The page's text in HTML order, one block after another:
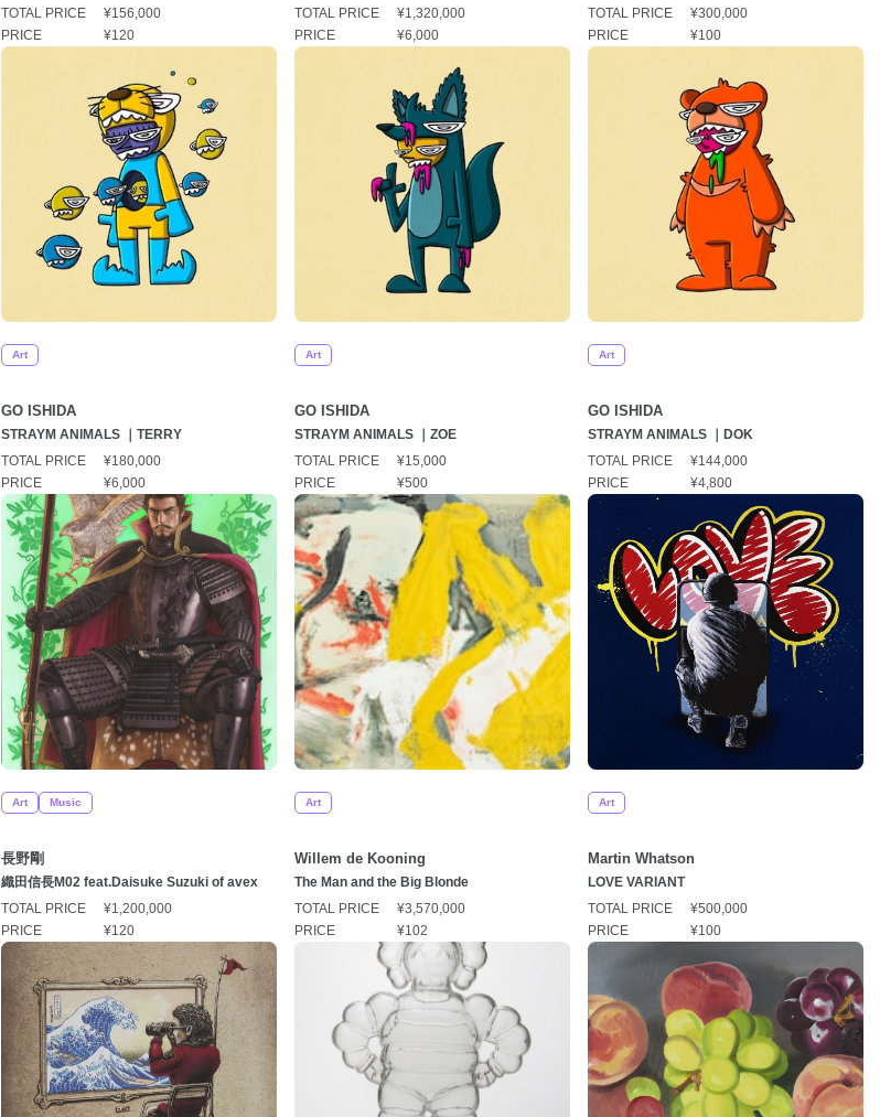
TOTAL PRICE
¥156,000
PRICE
¥120
まぐち けんや）選手」
TOTAL PRICE
¥1,320,000
PRICE
¥6,000
TOTAL PRICE
¥300,000
PRICE
¥100
Art
GO ISHIDA
STRAYM ANIMALS ｜TERRY
TOTAL PRICE
¥180,000
PRICE
¥6,000
Art
GO ISHIDA
STRAYM ANIMALS ｜ZOE
TOTAL PRICE
¥15,000
PRICE
¥500
Art
GO ISHIDA
STRAYM ANIMALS ｜DOK
TOTAL PRICE
¥144,000
PRICE
¥4,800
Art Music
長野剛
織田信長M02 feat.Daisuke Suzuki of avex
TOTAL PRICE
¥1,200,000
PRICE
¥120
Art
Willem de Kooning
The Man and the Big Blonde
TOTAL PRICE
¥3,570,000
PRICE
¥102
Art
Martin Whatson
LOVE VARIANT
TOTAL PRICE
¥500,000
PRICE
¥100